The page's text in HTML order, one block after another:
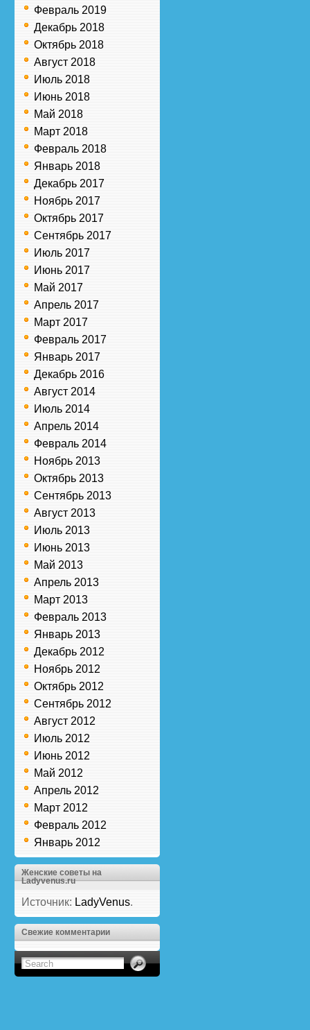
Февраль 2019
Декабрь 2018
Октябрь 2018
Август 2018
Июль 2018
Июнь 2018
Май 2018
Март 2018
Февраль 2018
Январь 2018
Декабрь 2017
Ноябрь 2017
Октябрь 2017
Сентябрь 2017
Июль 2017
Июнь 2017
Май 2017
Апрель 2017
Март 2017
Февраль 2017
Январь 2017
Декабрь 2016
Август 2014
Июль 2014
Апрель 2014
Февраль 2014
Ноябрь 2013
Октябрь 2013
Сентябрь 2013
Август 2013
Июль 2013
Июнь 2013
Май 2013
Апрель 2013
Март 2013
Февраль 2013
Январь 2013
Декабрь 2012
Ноябрь 2012
Октябрь 2012
Сентябрь 2012
Август 2012
Июль 2012
Июнь 2012
Май 2012
Апрель 2012
Март 2012
Февраль 2012
Январь 2012
Женские советы на
Ladyvenus.ru
Источник: LadyVenus.
Свежие комментарии